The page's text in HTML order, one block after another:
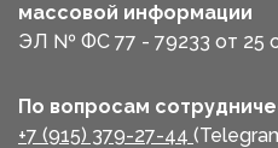
массовой информации
ЭЛ № ФС 77 - 79233 от 25
По вопросам
+7 (915) 379-27-44